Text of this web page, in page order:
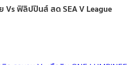
ฟิลิปปินส์ สด SEA V League